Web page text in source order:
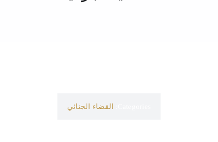
القضاء الجنائي